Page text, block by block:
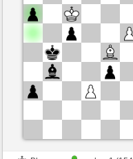
Tiempo: 8 minutes/side + 5
Esta partida es por puntos